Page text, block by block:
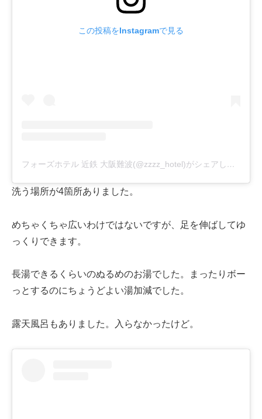
この投稿をInstagramで見る
フォーズホテル 近鉄 大阪難波(@zzzz_hotel)がシェアした投稿
洗う場所が4箇所ありました。
めちゃくちゃ広いわけではないですが、足を伸ばしてゆ
っくりできます。
長湯できるくらいのぬるめのお湯でした。まったりボー
っとするのにちょうどよい湯加減でした。
露天風呂もありました。入らなかったけど。